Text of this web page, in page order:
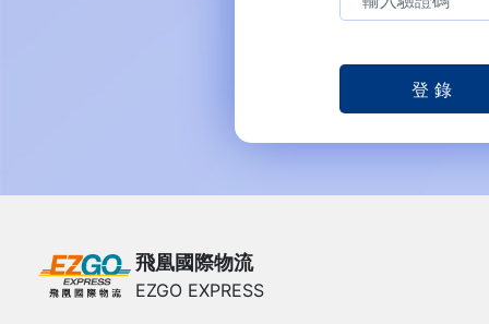
飛凰國際物流
EZGO EXPRESS